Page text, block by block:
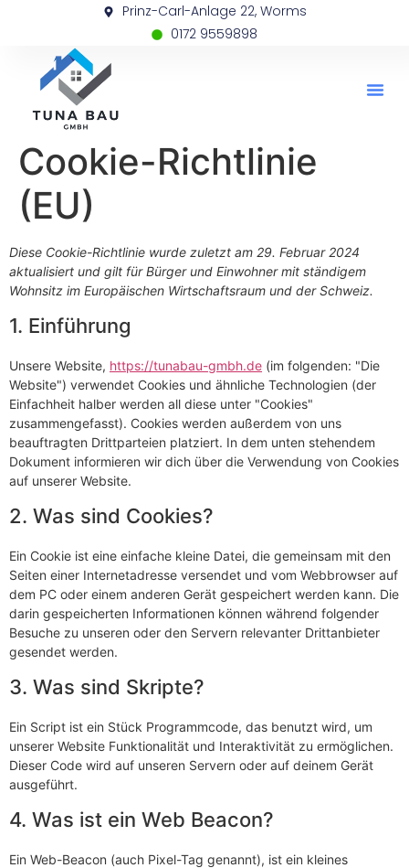
Prinz-Carl-Anlage 22, Worms
0172 9559898
Cookie-Richtlinie
(EU)
Diese Cookie-Richtlinie wurde zuletzt am 29. Februar 2024
aktualisiert und gilt für Bürger und Einwohner mit ständigem
Wohnsitz im Europäischen Wirtschaftsraum und der Schweiz.
1. Einführung
Unsere Website, https://tunabau-gmbh.de (im folgenden: "Die
Website") verwendet Cookies und ähnliche Technologien (der
Einfachheit halber werden all diese unter "Cookies"
zusammengefasst). Cookies werden außerdem von uns
beauftragten Drittparteien platziert. In dem unten stehendem
Dokument informieren wir dich über die Verwendung von Cookies
auf unserer Website.
2. Was sind Cookies?
Ein Cookie ist eine einfache kleine Datei, die gemeinsam mit den
Seiten einer Internetadresse versendet und vom Webbrowser auf
dem PC oder einem anderen Gerät gespeichert werden kann. Die
darin gespeicherten Informationen können während folgender
Besuche zu unseren oder den Servern relevanter Drittanbieter
gesendet werden.
3. Was sind Skripte?
Ein Script ist ein Stück Programmcode, das benutzt wird, um
unserer Website Funktionalität und Interaktivität zu ermöglichen.
Dieser Code wird auf unseren Servern oder auf deinem Gerät
ausgeführt.
4. Was ist ein Web Beacon?
Ein Web-Beacon (auch Pixel-Tag genannt), ist ein kleines